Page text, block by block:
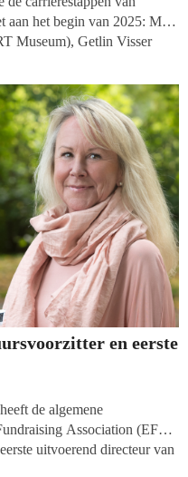
aan het begin van 2025: Max
Museum), Getlin Visser
en eerste
de algemene
Association (EFA)
uitvoerend directeur van